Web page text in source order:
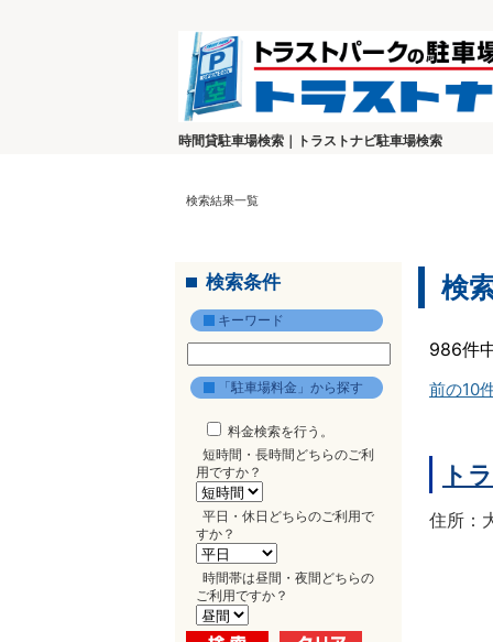
時間貸駐車場検索｜トラストナビ駐車場検索
検索結果一覧
検索条件
キーワード
「駐車場料金」から探す
料金検索を行う。
短時間・長時間どちらのご利
用ですか？
平日・休日どちらのご利用で
すか？
時間帯は昼間・夜間どちらの
ご利用ですか？
検
986件
前の10
ト
住所：